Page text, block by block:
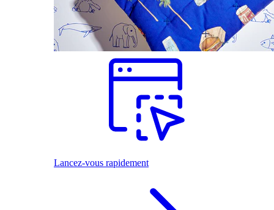
Lancez-vous rapidement